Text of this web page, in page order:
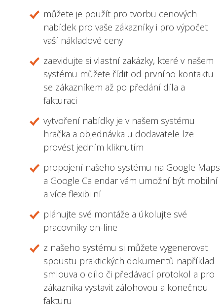
můžete je použít pro tvorbu cenových
nabídek pro vaše zákazníky i pro výpočet
vaší nákladové ceny
zaevidujte si vlastní zakázky, které v našem
systému můžete řídit od prvního kontaktu
se zákazníkem až po předání díla a
fakturaci
vytvoření nabídky je v našem systému
hračka a objednávka u dodavatele lze
provést jedním kliknutím
propojení našeho systému na Google Maps
a Google Calendar vám umožní být mobilní
a více flexibilní
plánujte své montáže a úkolujte své
pracovníky on-line
z našeho systému si můžete vygenerovat
spoustu praktických dokumentů například
smlouva o dílo či předávací protokol a pro
zákazníka vystavit zálohovou a konečnou
fakturu